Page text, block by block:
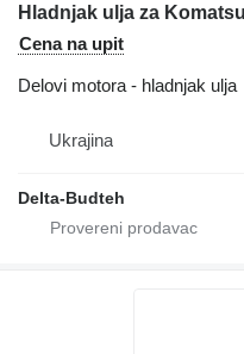
Hladnjak ulja za
Cena na upit
Delovi motora - hladnjak ulja
Ukrajina
Delta-Budteh